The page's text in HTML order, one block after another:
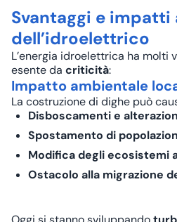
Svantaggi e
dell’idroelettrico
L’energia idroelettrica ha molti
esente da criticità:
Impatto ambientale
La costruzione di dighe può
Disboscamentie
Spostamento di
Modifica degli ecosistemi
Ostacolo alla migrazione